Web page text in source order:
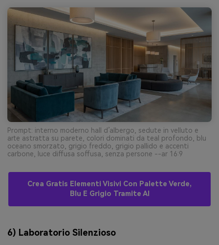
Prompt: interno moderno hall d’albergo, sedute in velluto e
arte astratta su parete, colori dominati da teal profondo, blu
oceano smorzato, grigio freddo, grigio pallido e accenti
carbone, luce diffusa soffusa, senza persone --ar 16:9
Crea Gratis Elementi Visivi Con Palette Verde,
Blu E Grigio Tramite AI
6) Laboratorio Silenzioso